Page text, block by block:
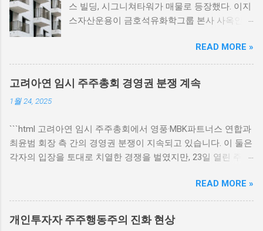
스 빌딩, 시그니쳐타워가 매물로 등장했다. 이지
스자산운용이 금호석유화학그룹 본사 사옥인
(IB) 업계의 관심이 집중되고 있는 가운데, 향후
매각 세부 사항에 대한 전망이 주목받고 있다.
서울 을지로의 중심지, 시그니쳐타워 서울 을지
로에 위치한 시그니쳐타워는 그 자체로 상징적
자자들의 관심을 끌어왔다. 특히, 시그니쳐타워
는 서울의 경제 중심지인 을지로에 자리잡고 있
어, 위치적인 장점이 매우 두드러진다. 이 건물
간이 구성되어 있어, 그동안 금호석유화학그룹
의 본사로 활용되어 왔다. 시그니쳐타워는 특히
대규모 기업들 및 외국계 기업들이 사무공간으
READ MORE »
고려아연 임시 주주총회 경영권 분쟁 계속
1월 24, 2025
```html 고려아연 임시 주주총회에서 영풍·MBK파트너스 연합과
최윤범 회장 측 간의 경영권 분쟁이 지속되고 있습니다. 이 둘은
각자의 입장을 토대로 치열한 경쟁을 벌였지만, 23일 열린 주주
영 구조와 이익 분배 방식이 주요 쟁점으로 부각되고 있습니다.
영풍·MBK파트너스 연합의 전략 고려아연 임시 주주총회에서
영풍과 MBK파트너스 연합은 경영권을 놓고 전략적으로 접근하
였습니다. 이들은 최 회장 일가의 순환 출자 구조를 비판하며,
READ MORE »
개인투자자 주주행동주의 진화 현상